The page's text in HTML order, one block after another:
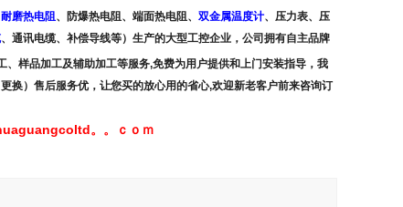
耐磨热电阻、 防爆热电阻、端面热电阻、 双金属温度计、压力表、压
、通讯电缆、补偿导线等）生产的大型工控企业，公司拥有自主品牌
样品加工及辅助加工等服务,免费为用户提供和上门安装指导，我
换）售后服务优，让您买的放心用的省心,欢迎新老客户前来咨询订
。。ｃｏｍ